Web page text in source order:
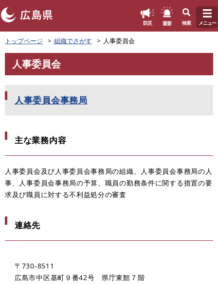
ペ
ー
ジ
先
防災 重要 検索 メニュー
トップページ 組織でさがす 人事委員会
文
人事委員会
人事委員会事務局
主な業務内容
人事委員会及び人事委員会事務局の組織、人事委員会事務局の人
事、人事委員会事務局の予算、職員の勤務条件に関する措置の要
求及び職員に対する不利益処分の審査
連絡先
〒730-8511
広島市中区基町９番42号 県庁東館７階